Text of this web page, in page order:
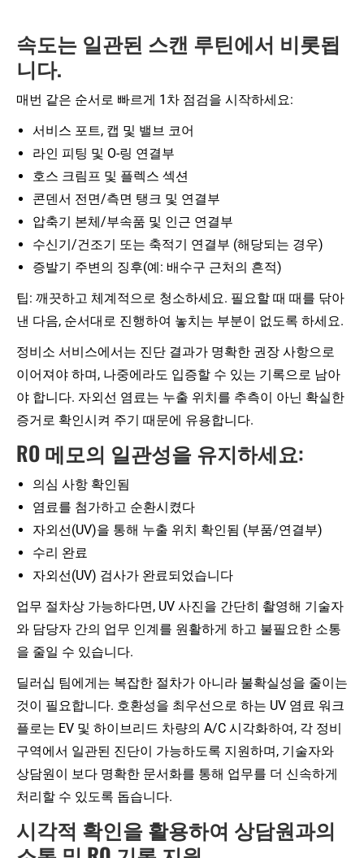
속도는 일관된 스캔 루틴에서 비롯됩
니다.
매번 같은 순서로 빠르게 1차 점검을 시작하세요:
서비스 포트, 캡 및 밸브 코어
라인 피팅 및 O-링 연결부
호스 크림프 및 플렉스 섹션
콘덴서 전면/측면 탱크 및 연결부
압축기 본체/부속품 및 인근 연결부
수신기/건조기 또는 축적기 연결부 (해당되는 경우)
증발기 주변의 징후(예: 배수구 근처의 흔적)
팁: 깨끗하고 체계적으로 청소하세요. 필요할 때 때를 닦아
낸 다음, 순서대로 진행하여 놓치는 부분이 없도록 하세요.
정비소 서비스에서는 진단 결과가 명확한 권장 사항으로
이어져야 하며, 나중에라도 입증할 수 있는 기록으로 남아
야 합니다. 자외선 염료는 누출 위치를 추측이 아닌 확실한
증거로 확인시켜 주기 때문에 유용합니다.
RO 메모의 일관성을 유지하세요:
의심 사항 확인됨
염료를 첨가하고 순환시켰다
자외선(UV)을 통해 누출 위치 확인됨 (부품/연결부)
수리 완료
자외선(UV) 검사가 완료되었습니다
업무 절차상 가능하다면, UV 사진을 간단히 촬영해 기술자
와 담당자 간의 업무 인계를 원활하게 하고 불필요한 소통
을 줄일 수 있습니다.
딜러십 팀에게는 복잡한 절차가 아니라 불확실성을 줄이는
것이 필요합니다. 호환성을 최우선으로 하는 UV 염료 워크
플로는 EV 및 하이브리드 차량의 A/C 시각화하여, 각 정비
구역에서 일관된 진단이 가능하도록 지원하며, 기술자와
상담원이 보다 명확한 문서화를 통해 업무를 더 신속하게
처리할 수 있도록 돕습니다.
시각적 확인을 활용하여 상담원과의